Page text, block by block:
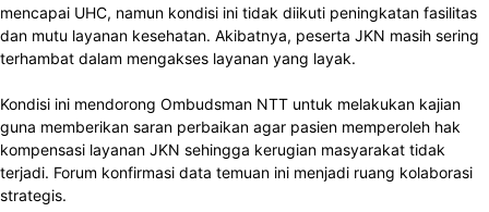
mencapai UHC, namun kondisi ini tidak diikuti peningkatan fasilitas
dan mutu layanan kesehatan. Akibatnya, peserta JKN masih sering
terhambat dalam mengakses layanan yang layak.
Kondisi ini mendorong Ombudsman NTT untuk melakukan kajian
guna memberikan saran perbaikan agar pasien memperoleh hak
kompensasi layanan JKN sehingga kerugian masyarakat tidak
terjadi. Forum konfirmasi data temuan ini menjadi ruang kolaborasi
strategis.